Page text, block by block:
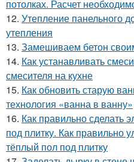
потолках. Расчет
12. Утепление панельного
утепления
13. Замешиваем бетон
14. Как устанавливать
смесителя на кухне
15. Как обновить старую
технология «ванна в ванну»
16. Как правильно сделать
под плитку. Как правильно
тёплый пол под плитку